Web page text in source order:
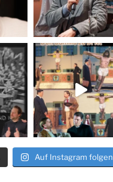
Auf Instagram folgen